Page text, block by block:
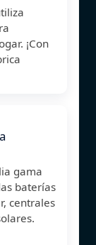
¡Con
gama
baterías
centrales